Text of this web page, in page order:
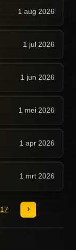
1 aug 2026
1 jul 2026
1 jun 2026
1 mei 2026
1 apr 2026
1 mrt 2026
17